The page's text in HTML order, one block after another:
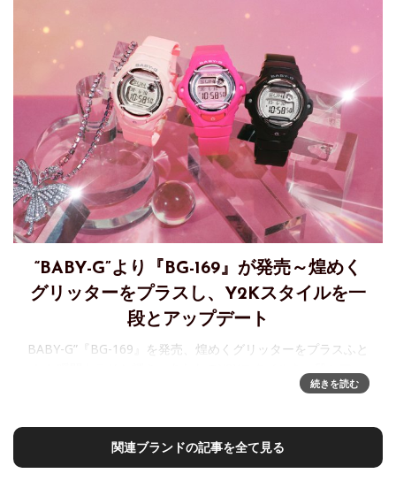
“BABY-G”より『BG-169』が発売～煌めく
グリッターをプラスし、Y2Kスタイルを一
段とアップデート
BABY-G”『BG-169』を発売、煌めくグリッターをプラスふと
プデート。アクティブな女性のためのカジュアルウオッ
続きを読む
関連ブランドの記事を全て見る